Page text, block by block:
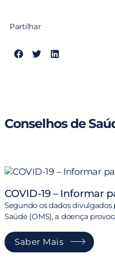
Partilhar
Conselhos de
COVID-19 – Informar
Segundo os dados
Saúde (OMS), a doença
Saber Mais